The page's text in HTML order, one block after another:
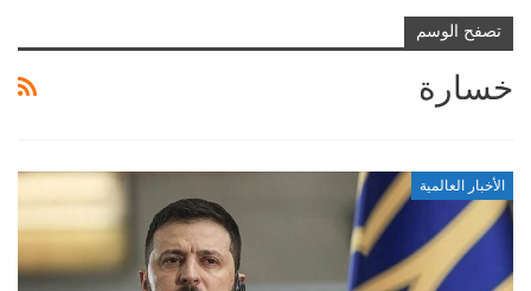
تصفح الوسم
خسارة
الأخبار العالمية